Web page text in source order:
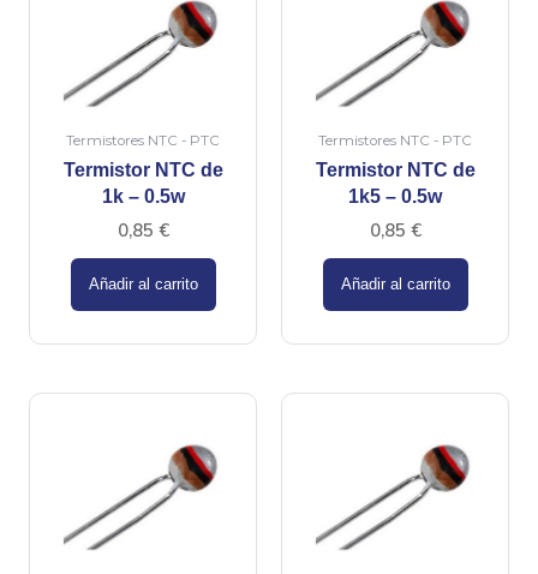
Termistores NTC - PTC
Termistor NTC de
1k – 0.5w
0,85 €
Añadir al carrito
Termistores NTC - PTC
Termistor NTC de
1k5 – 0.5w
0,85 €
Añadir al carrito